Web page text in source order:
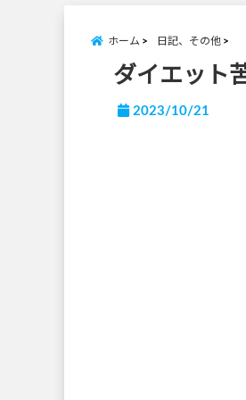
ホーム 日記、その他
ダイエット
2023/10/21